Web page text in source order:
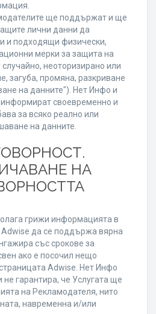
ще поддържат и ще
лични данни да
и подходящи физически,
мерки за защита на
неоторизирано или
загуба, промяна, разкриване
на данните"). Нет Инфо и
своевременно и
за всяко реално или
на данните.
НА
грижи информацията в
Adwise да се поддържа вярна
със срокове за
ако е посочил нещо
Adwise. Нет Инфо
гарантира, че Услугата ще
на Рекламодателя, нито
навременна и/или